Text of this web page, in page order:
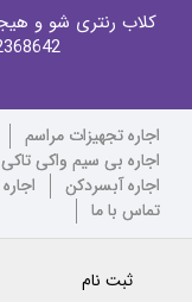
کلاب رنتری شو و
اجاره تجهیزات مراسم
اجاره بی سیم واکی تاکی
اجاره آبسردکن
تماس با ما
ثبت نام